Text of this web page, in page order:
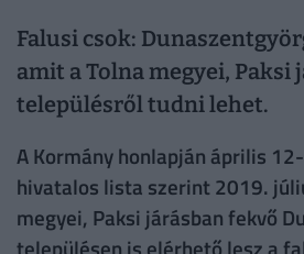
Falusi csok:
amit a Tolna megyei, Paksi
településről tudni lehet.
A Kormány honlapján április
hivatalos lista szerint 2019.
megyei, Paksi járásban fekvő
településen is elérhető lesz a